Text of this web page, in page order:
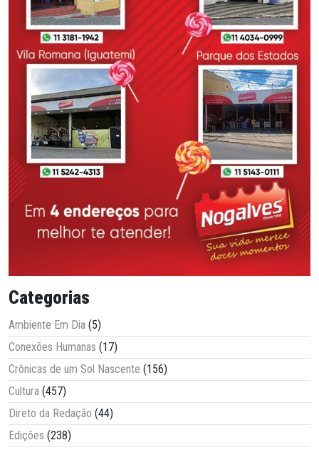
Categorias
Ambiente Em Dia (5)
Conexões Humanas (17)
Crônicas de um Sol Nascente (156)
Cultura (457)
Direto da Redação (44)
Edições (238)